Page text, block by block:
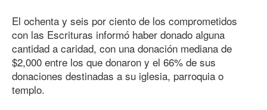
El ochenta y seis por ciento de los comprometidos
con las Escrituras informó haber donado alguna
cantidad a caridad, con una donación mediana de
$2,000 entre los que donaron y el 66% de sus
donaciones destinadas a su iglesia, parroquia o
templo.